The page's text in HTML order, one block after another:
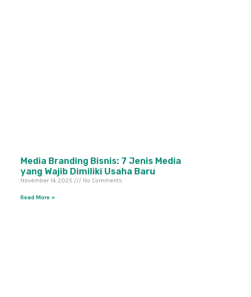
Media Branding Bisnis: 7 Jenis Media
yang Wajib Dimiliki Usaha Baru
November 14, 2025 No Comments
Read More »